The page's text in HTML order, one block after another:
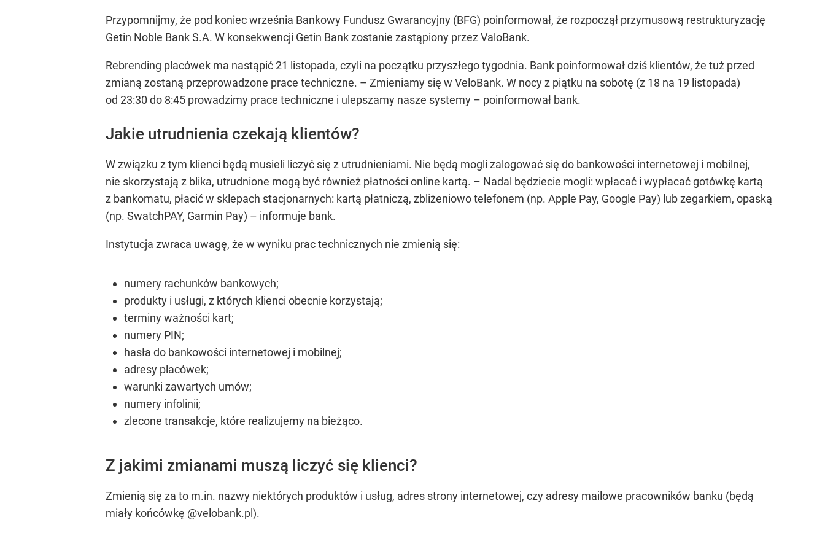
Przypomnijmy, że pod koniec września Bankowy Fundusz Gwarancyjny (BFG) poinformował, że rozpoczął przymusową restrukturyzację
Getin Noble Bank S.A. W konsekwencji Getin Bank zostanie zastąpiony przez ValoBank.
Rebrending placówek ma nastąpić 21 listopada, czyli na początku przyszłego tygodnia. Bank poinformował dziś klientów, że tuż przed
zmianą zostaną przeprowadzone prace techniczne. – Zmieniamy się w VeloBank. W nocy z piątku na sobotę (z 18 na 19 listopada)
od 23:30 do 8:45 prowadzimy prace techniczne i ulepszamy nasze systemy – poinformował bank.
Jakie utrudnienia czekają klientów?
W związku z tym klienci będą musieli liczyć się z utrudnieniami. Nie będą mogli zalogować się do bankowości internetowej i mobilnej,
nie skorzystają z blika, utrudnione mogą być również płatności online kartą. – Nadal będziecie mogli: wpłacać i wypłacać gotówkę kartą
z bankomatu, płacić w sklepach stacjonarnych: kartą płatniczą, zbliżeniowo telefonem (np. Apple Pay, Google Pay) lub zegarkiem, opaską
(np. SwatchPAY, Garmin Pay) – informuje bank.
Instytucja zwraca uwagę, że w wyniku prac technicznych nie zmienią się:
numery rachunków bankowych;
produkty i usługi, z których klienci obecnie korzystają;
terminy ważności kart;
numery PIN;
hasła do bankowości internetowej i mobilnej;
adresy placówek;
warunki zawartych umów;
numery infolinii;
zlecone transakcje, które realizujemy na bieżąco.
Z jakimi zmianami muszą liczyć się klienci?
Zmienią się za to m.in. nazwy niektórych produktów i usług, adres strony internetowej, czy adresy mailowe pracowników banku (będą
miały końcówkę @velobank.pl).